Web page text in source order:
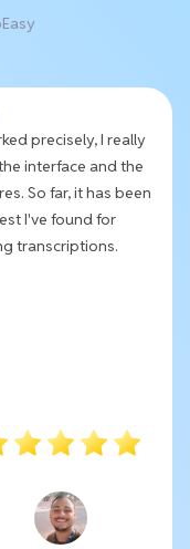
precisely, I really
interface and the
So far, it has been
I've found for
transcriptions.